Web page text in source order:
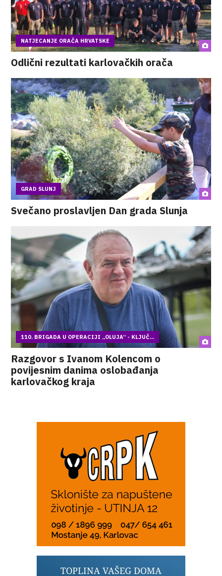
NATJECANJE ORAČA HRVATSKE
Odlični rezultati karlovačkih orača
GRAD SLUNJ
Svečano proslavljen Dan grada Slunja
110. BRIGADA U OPERACIJI „OLUJA“ - KLJUČ...
Razgovor s Ivanom Kolencom o
povijesnim danima oslobađanja
karlovačkog kraja